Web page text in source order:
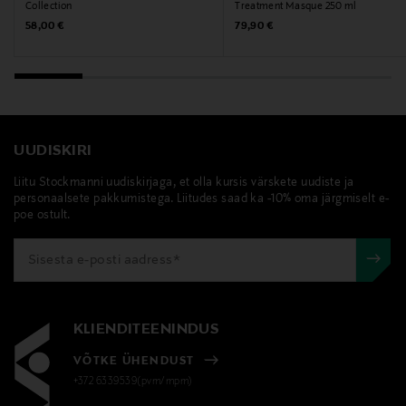
Collection
Original Price
58,00 €
Treatment Masque 250 ml
Original Price
79,90 €
UUDISKIRI
Liitu Stockmanni uudiskirjaga, et olla kursis värskete uudiste ja
personaalsete pakkumistega. Liitudes saad ka -10% oma järgmiselt e-
poe ostult.
KLIENDITEENINDUS
VÕTKE ÜHENDUST
+372 6339539(pvm/mpm)